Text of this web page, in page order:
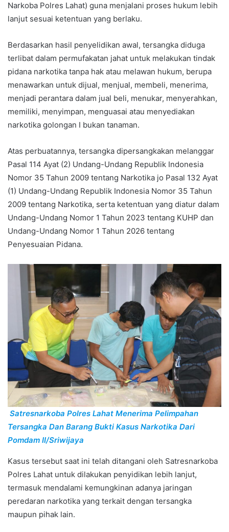
Narkoba Polres Lahat) guna menjalani proses hukum lebih
lanjut sesuai ketentuan yang berlaku.
Berdasarkan hasil penyelidikan awal, tersangka diduga
terlibat dalam permufakatan jahat untuk melakukan tindak
pidana narkotika tanpa hak atau melawan hukum, berupa
menawarkan untuk dijual, menjual, membeli, menerima,
menjadi perantara dalam jual beli, menukar, menyerahkan,
memiliki, menyimpan, menguasai atau menyediakan
narkotika golongan I bukan tanaman.
Atas perbuatannya, tersangka dipersangkakan melanggar
Pasal 114 Ayat (2) Undang-Undang Republik Indonesia
Nomor 35 Tahun 2009 tentang Narkotika jo Pasal 132 Ayat
(1) Undang-Undang Republik Indonesia Nomor 35 Tahun
2009 tentang Narkotika, serta ketentuan yang diatur dalam
Undang-Undang Nomor 1 Tahun 2023 tentang KUHP dan
Undang-Undang Nomor 1 Tahun 2026 tentang
Penyesuaian Pidana.
Satresnarkoba Polres Lahat Menerima Pelimpahan
Tersangka Dan Barang Bukti Kasus Narkotika Dari
Pomdam II/Sriwijaya
Kasus tersebut saat ini telah ditangani oleh Satresnarkoba
Polres Lahat untuk dilakukan penyidikan lebih lanjut,
termasuk mendalami kemungkinan adanya jaringan
peredaran narkotika yang terkait dengan tersangka
maupun pihak lain.